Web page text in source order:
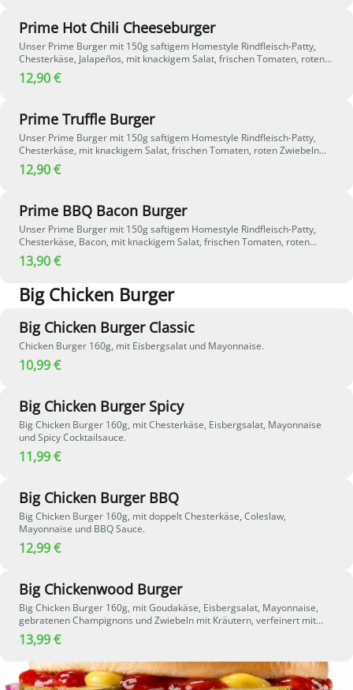
Prime Hot Chili Cheeseburger
Unser Prime Burger mit 150g saftigem Homestyle Rindfleisch-Patty,
Chesterkäse, Jalapeños, mit knackigem Salat, frischen Tomaten, roten
Zwiebeln, House Burger Sauce und Spicy Cocktailsauce
12,90 €
Prime Truffle Burger
Unser Prime Burger mit 150g saftigem Homestyle Rindfleisch-Patty,
Chesterkäse, mit knackigem Salat, frischen Tomaten, roten Zwiebeln
und Trüffelsauce.
12,90 €
Prime BBQ Bacon Burger
Unser Prime Burger mit 150g saftigem Homestyle Rindfleisch-Patty,
Chesterkäse, Bacon, mit knackigem Salat, frischen Tomaten, roten
Zwiebeln, House Burger Sauce und Barbecuesauce.
13,90 €
Big Chicken Burger
Big Chicken Burger Classic
Chicken Burger 160g, mit Eisbergsalat und Mayonnaise.
10,99 €
Big Chicken Burger Spicy
Big Chicken Burger 160g, mit Chesterkäse, Eisbergsalat, Mayonnaise
und Spicy Cocktailsauce.
11,99 €
Big Chicken Burger BBQ
Big Chicken Burger 160g, mit doppelt Chesterkäse, Coleslaw,
Mayonnaise und BBQ Sauce.
12,99 €
Big Chickenwood Burger
Big Chicken Burger 160g, mit Goudakäse, Eisbergsalat, Mayonnaise,
gebratenen Champignons und Zwiebeln mit Kräutern, verfeinert mit
Steak Pfeffer.
13,99 €